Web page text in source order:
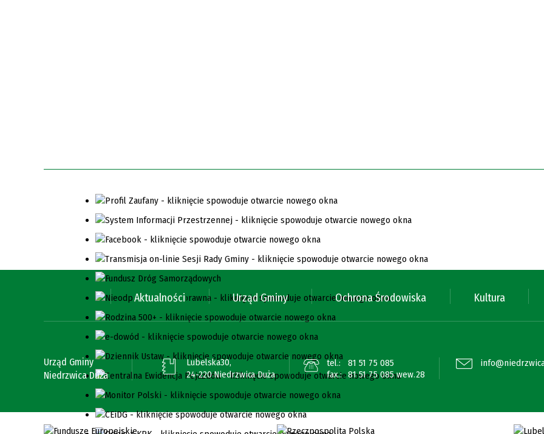
Aktualności Urząd Gminy Ochrona Środowiska Kultura
Urząd Gminy
Niedrzwica Duża
Lubelska30,
24-220 Niedrzwica Duża
tel.:
81 51 75 085
fax.: 81 51 75 085 wew.28